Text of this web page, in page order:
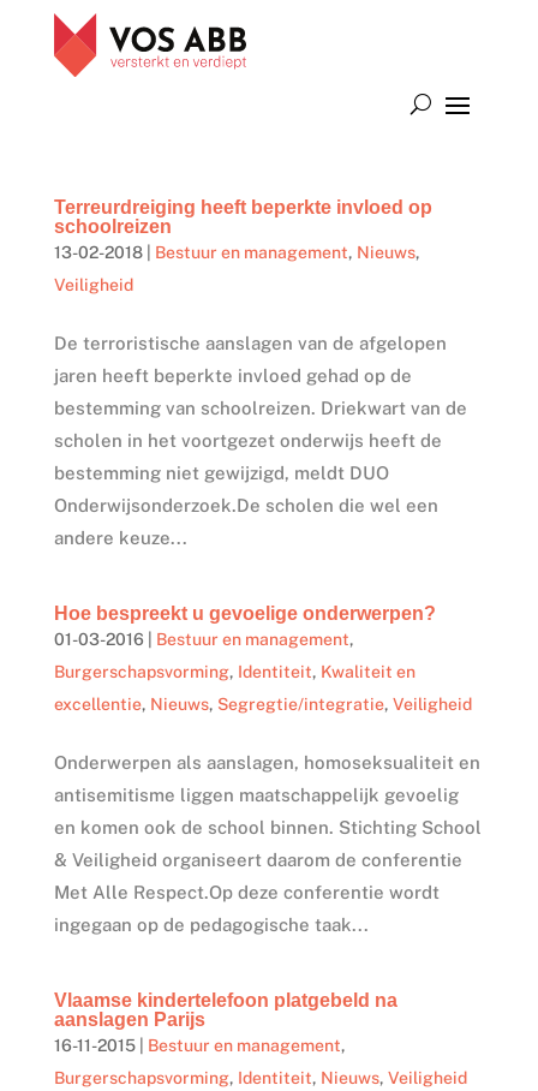
Terreurdreiging heeft beperkte invloed op
schoolreizen
13-02-2018| Bestuur en management, Nieuws,
Veiligheid
De terroristische aanslagen van de afgelopen
jaren heeft beperkte invloed gehad op de
bestemming van schoolreizen. Driekwart van de
scholen in het voortgezet onderwijs heeft de
bestemming niet gewijzigd, meldt DUO
Onderwijsonderzoek.De scholen die wel een
andere keuze...
Hoe bespreekt u gevoelige onderwerpen?
01-03-2016| Bestuur en management,
Burgerschapsvorming, Identiteit, Kwaliteit en
excellentie, Nieuws, Segregtie/integratie, Veiligheid
Onderwerpen als aanslagen, homoseksualiteit en
antisemitisme liggen maatschappelijk gevoelig
en komen ook de school binnen. Stichting School
& Veiligheid organiseert daarom de conferentie
Met Alle Respect.Op deze conferentie wordt
ingegaan op de pedagogische taak...
Vlaamse kindertelefoon platgebeld na
aanslagen Parijs
16-11-2015| Bestuur en management,
Burgerschapsvorming, Identiteit, Nieuws, Veiligheid